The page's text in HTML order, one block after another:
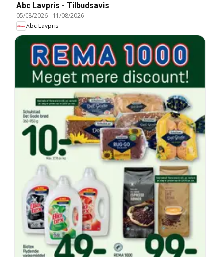
Abc Lavpris - Tilbudsavis
05/08/2026- 11/08/2026
Abc Lavpris